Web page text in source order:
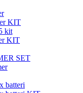
KIT
kit
KIT
SET
batteri